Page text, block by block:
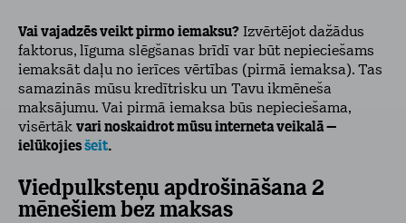
Vai vajadzēs veikt pirmo iemaksu? Izvērtējot dažādus
faktorus, līguma slēgšanas brīdī var būt nepieciešams
iemaksāt daļu no ierīces vērtības (pirmā iemaksa). Tas
samazinās mūsu kredītrisku un Tavu ikmēneša
maksājumu. Vai pirmā iemaksa būs nepieciešama,
visērtāk vari noskaidrot mūsu interneta veikalā –
ielūkojiesšeit.
Viedpulksteņu apdrošināšana 2
mēnešiem bez maksas